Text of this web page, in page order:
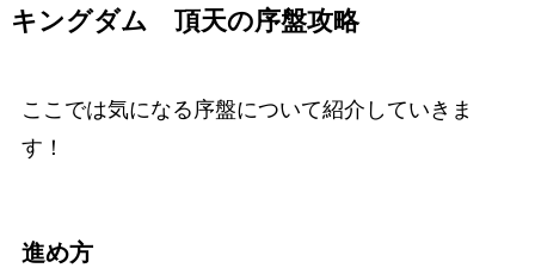
キングダム 頂天の序盤攻略
ここでは気になる序盤について紹介していきま
す！
進め方